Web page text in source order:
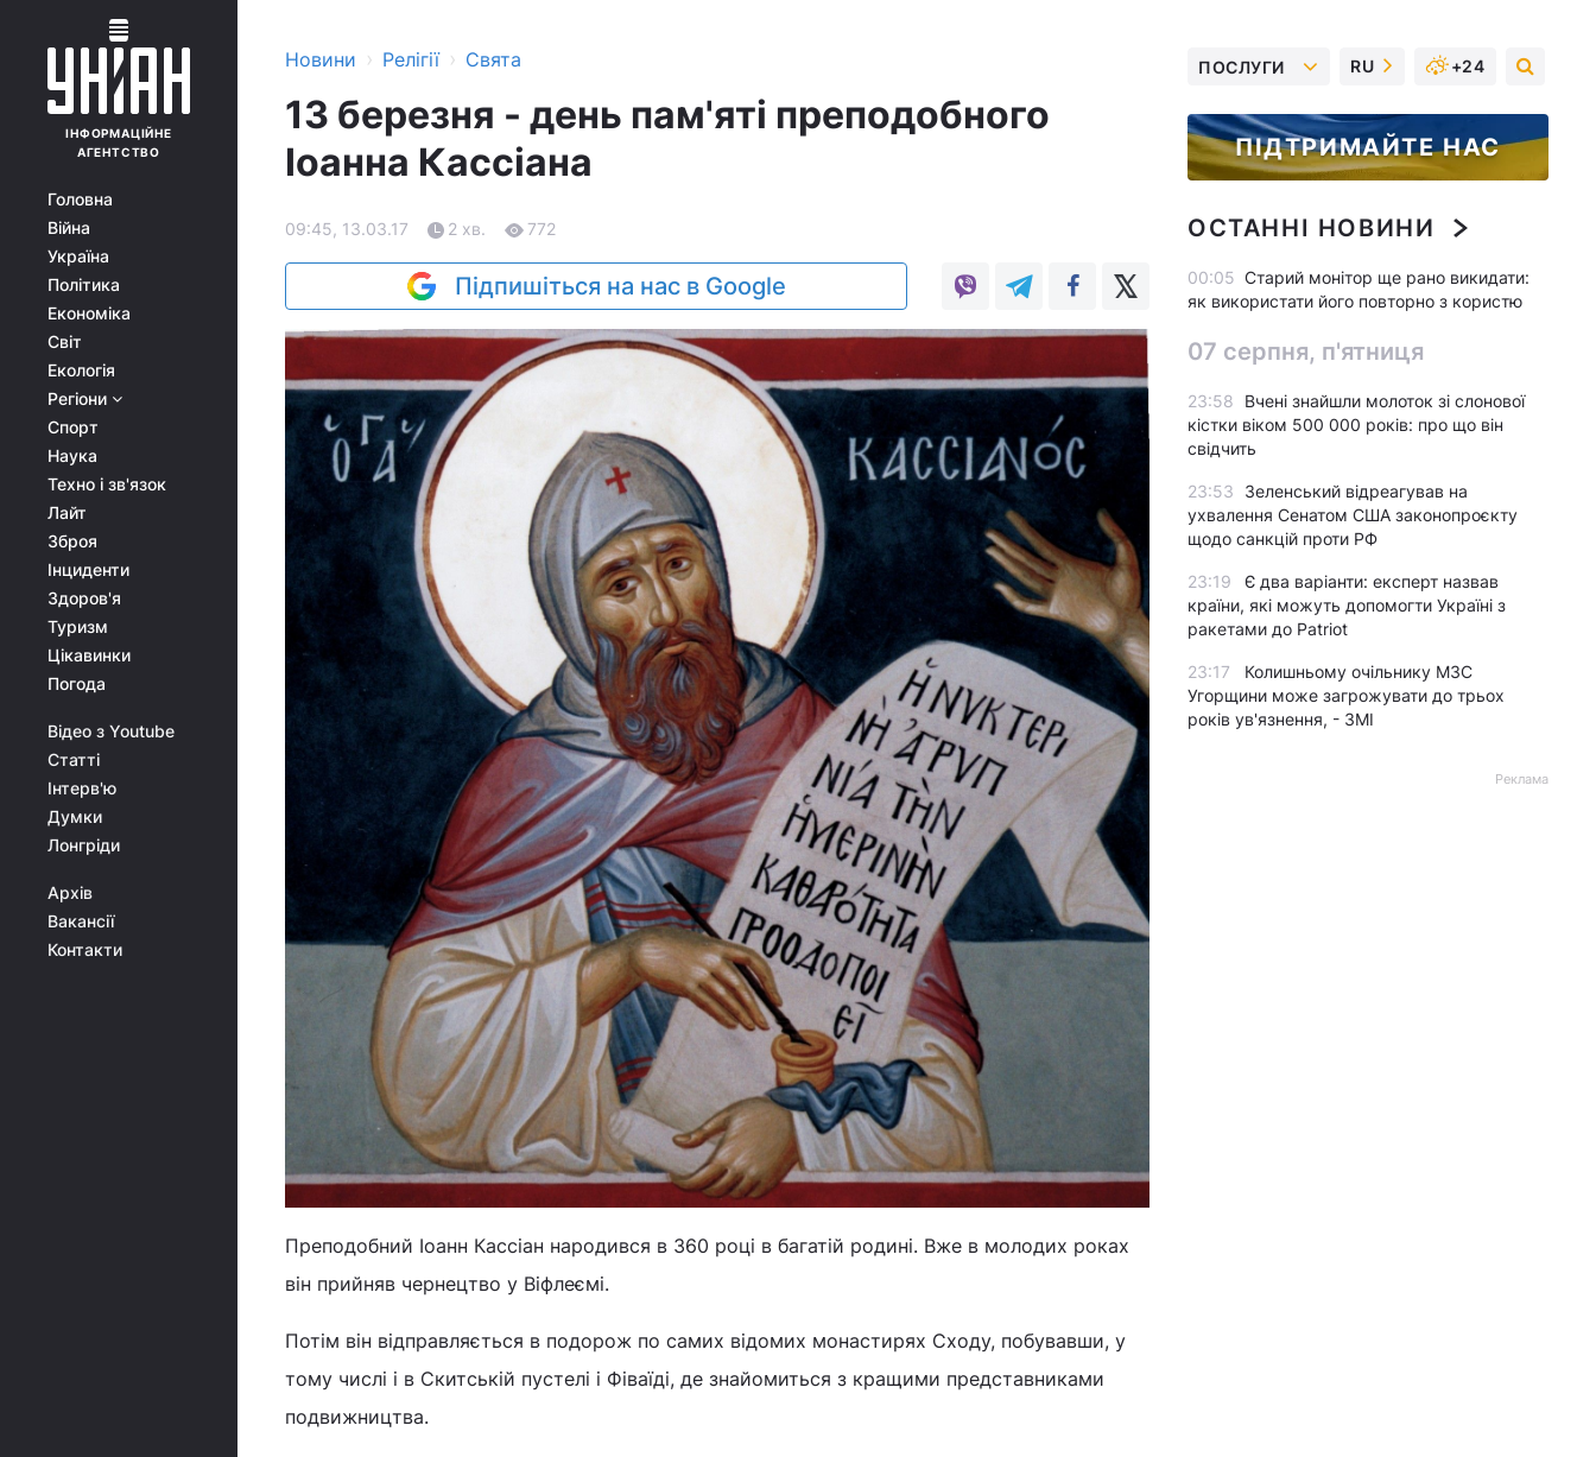
ІНФОРМАЦІЙНЕ
АГЕНТСТВО
Головна
Війна
Україна
Політика
Економіка
Світ
Екологія
Регіони
Спорт
Наука
Техно і зв'язок
Лайт
Зброя
Інциденти
Здоров'я
Туризм
Цікавинки
Погода
Відео з Youtube
Статті
Інтерв'ю
Думки
Лонгріди
Архів
Вакансії
Контакти
Новини › Релігії › Свята
13 березня - день пам'яті преподобного
Іоанна Кассіана
09:45, 13.03.17 2 хв. 772
Підпишіться на нас в Google
Преподобний Іоанн Кассіан народився в 360 році в багатій родині. Вже в молодих роках
він прийняв чернецтво у Віфлеємі.
Потім він відправляється в подорож по самих відомих монастирях Сходу, побувавши, у
тому числі і в Скитській пустелі і Фіваїді, де знайомиться з кращими представниками
подвижництва.
ПОСЛУГИ RU +24
ПІДТРИМАЙТЕ НАС
ОСТАННІ НОВИНИ
00:05 Старий монітор ще рано викидати:
як використати його повторно з користю
07 серпня, п'ятниця
23:58
Вчені знайшли молоток зі слонової
кістки віком 500 000 років: про що він
свідчить
23:53
Зеленський відреагував на
ухвалення Сенатом США законопроєкту
щодо санкцій проти РФ
23:19
Є два варіанти: експерт назвав
країни, які можуть допомогти Україні з
ракетами до Patriot
23:17
Колишньому очільнику МЗС
Угорщини може загрожувати до трьох
років ув'язнення, - ЗМІ
Реклама